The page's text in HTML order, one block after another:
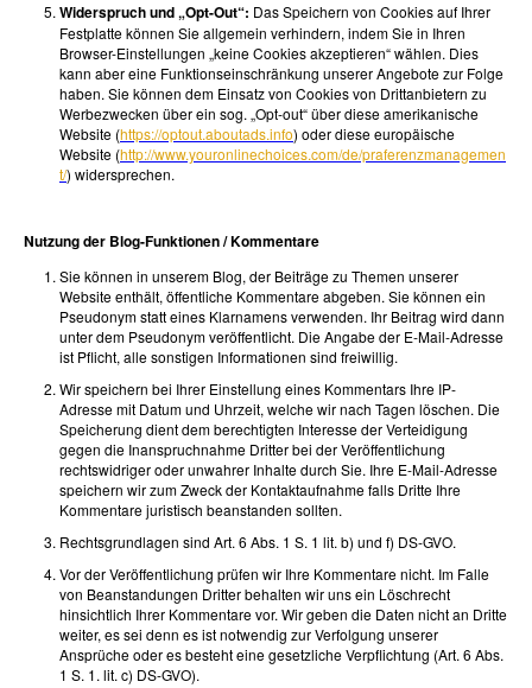
Widerspruch und „Opt-Out“: Das Speichern von Cookies auf Ihrer
Festplatte können Sie allgemein verhindern, indem Sie in Ihren
Browser-Einstellungen „keine Cookies akzeptieren“ wählen. Dies
kann aber eine Funktionseinschränkung unserer Angebote zur Folge
haben. Sie können dem Einsatz von Cookies von Drittanbietern zu
Werbezwecken über ein sog. „Opt-out“ über diese amerikanische
Website (https://optout.aboutads.info) oder diese europäische
Website (http://www.youronlinechoices.com/de/praferenzmanagemen
t/) widersprechen.
Nutzung der Blog-Funktionen / Kommentare
Sie können in unserem Blog, der Beiträge zu Themen unserer
Website enthält, öffentliche Kommentare abgeben. Sie können ein
Pseudonym statt eines Klarnamens verwenden. Ihr Beitrag wird dann
unter dem Pseudonym veröffentlicht. Die Angabe der E-Mail-Adresse
ist Pflicht, alle sonstigen Informationen sind freiwillig.
Wir speichern bei Ihrer Einstellung eines Kommentars Ihre IP-
Adresse mit Datum und Uhrzeit, welche wir nach Tagen löschen. Die
Speicherung dient dem berechtigten Interesse der Verteidigung
gegen die Inanspruchnahme Dritter bei der Veröffentlichung
rechtswidriger oder unwahrer Inhalte durch Sie. Ihre E-Mail-Adresse
speichern wir zum Zweck der Kontaktaufnahme falls Dritte Ihre
Kommentare juristisch beanstanden sollten.
Rechtsgrundlagen sind Art. 6 Abs. 1 S. 1 lit. b) und f) DS-GVO.
Vor der Veröffentlichung prüfen wir Ihre Kommentare nicht. Im Falle
von Beanstandungen Dritter behalten wir uns ein Löschrecht
hinsichtlich Ihrer Kommentare vor. Wir geben die Daten nicht an Dritte
weiter, es sei denn es ist notwendig zur Verfolgung unserer
Ansprüche oder es besteht eine gesetzliche Verpflichtung (Art. 6 Abs.
1 S. 1. lit. c) DS-GVO).